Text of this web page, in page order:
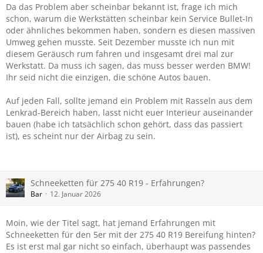
Da das Problem aber scheinbar bekannt ist, frage ich mich
schon, warum die Werkstätten scheinbar kein Service Bullet-In
oder ähnliches bekommen haben, sondern es diesen massiven
Umweg gehen musste. Seit Dezember musste ich nun mit
diesem Geräusch rum fahren und insgesamt drei mal zur
Werkstatt. Da muss ich sagen, das muss besser werden BMW!
Ihr seid nicht die einzigen, die schöne Autos bauen.
Auf jeden Fall, sollte jemand ein Problem mit Rasseln aus dem
Lenkrad-Bereich haben, lasst nicht euer Interieur auseinander
bauen (habe ich tatsächlich schon gehört, dass das passiert
ist), es scheint nur der Airbag zu sein.
Schneeketten für 275 40 R19 - Erfahrungen?
Bar 12. Januar 2026
Moin, wie der Titel sagt, hat jemand Erfahrungen mit
Schneeketten für den 5er mit der 275 40 R19 Bereifung hinten?
Es ist erst mal gar nicht so einfach, überhaupt was passendes